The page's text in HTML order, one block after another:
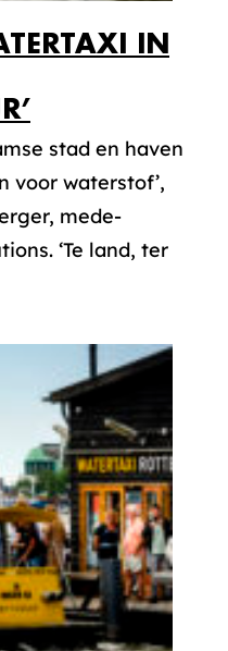
IN
stad en haven
voor waterstof’,
mede-
‘Te land, ter